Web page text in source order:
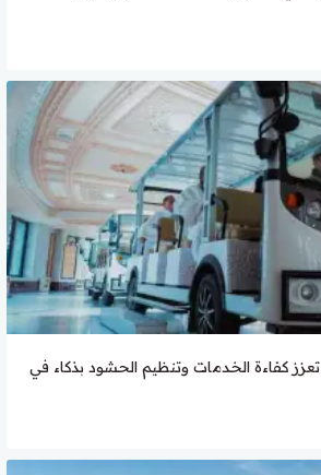
كفاءة الخدمات وتنظيم الحشود بذكاء في